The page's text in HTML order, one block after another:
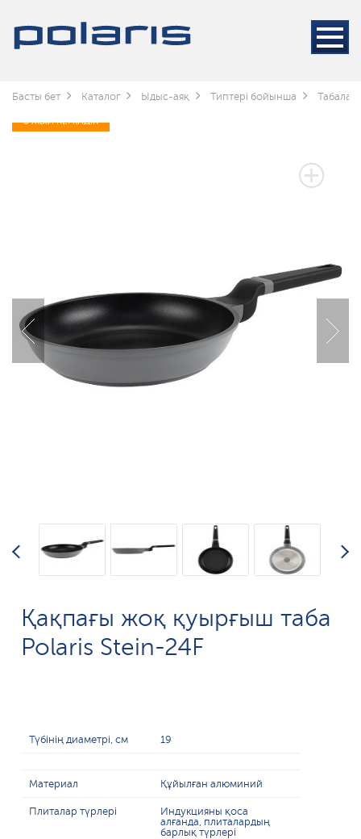
Басты бет Каталог Ыдыс-аяқ Типтері бойынша Табалар
3 ЖЫЛ КЕПІЛДІК
Қақпағы жоқ қуырғыш таба
Polaris Stein-24F
Түбінің диаметрі, см 19
Материал Құйылған алюминий
Плиталар түрлері
Индукцияны қоса
алғанда, плиталардың
барлық түрлері